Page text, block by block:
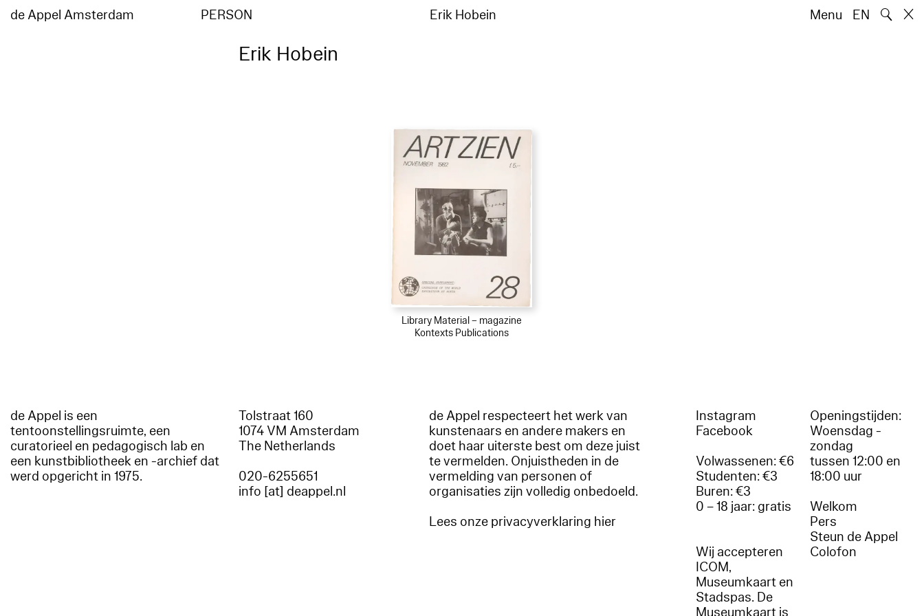
de Appel Amsterdam PERSON Erik Hobein Menu EN 🔍
Erik Hobein
Library Material – magazine
Kontexts Publications
de Appel is een
tentoonstellingsruimte, een
curatorieel en pedagogisch lab en
een kunstbibliotheek en -archief dat
werd opgericht in 1975.
Tolstraat 160
1074 VM Amsterdam
The Netherlands
020-6255651
info [at] deappel.nl
de Appel respecteert het werk van
kunstenaars en andere makers en
doet haar uiterste best om deze juist
te vermelden. Onjuistheden in de
vermelding van personen of
organisaties zijn volledig onbedoeld.
Lees onze privacyverklaring hier
Instagram
Facebook
Volwassenen: €6
Studenten: €3
Buren: €3
0 – 18 jaar: gratis
Wij accepteren
ICOM,
Museumkaart en
Stadspas. De
Openingstijden:
Woensdag -
zondag
tussen 12:00 en
18:00 uur
Welkom
Pers
Steun de Appel
Colofon